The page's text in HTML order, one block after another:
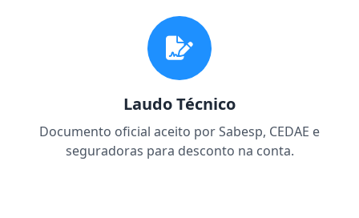
Laudo Técnico
Documento oficial aceito por Sabesp, CEDAE e
seguradoras para desconto na conta.